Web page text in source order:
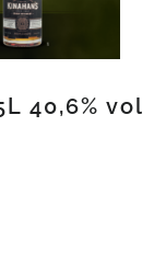
40,6% vol